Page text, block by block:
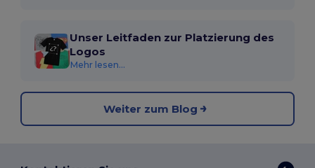
Unser Leitfaden zur Platzierung des
Logos
Mehr lesen...
Weiter zum Blog